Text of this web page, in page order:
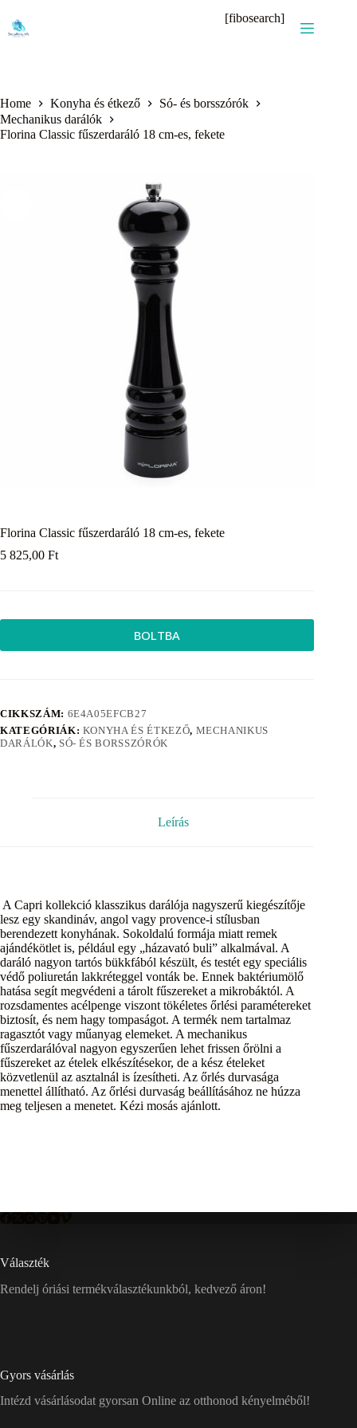
content
[fibosearch]
Home Konyha és étkező
Só- és borsszórók
Mechanikus darálók
Florina Classic fűszerdaráló 18 cm-es, fekete
Florina Classic fűszerdaráló 18 cm-es, fekete
5 825,00 Ft
BOLTBA
CIKKSZÁM: 6E4A05EFCB27
KATEGÓRIÁK: KONYHA ÉS ÉTKEZŐ, MECHANIKUS
DARÁLÓK, SÓ- ÉS BORSSZÓRÓK
Leírás
A Capri kollekció klasszikus darálója nagyszerű kiegészítője
lesz egy skandináv, angol vagy provence-i stílusban
berendezett konyhának. Sokoldalú formája miatt remek
ajándékötlet is, például egy „házavató buli” alkalmával. A
daráló nagyon tartós bükkfából készült, és testét egy speciális
védő poliuretán lakkréteggel vonták be. Ennek baktériumölő
hatása segít megvédeni a tárolt fűszereket a mikrobáktól. A
rozsdamentes acélpenge viszont tökéletes őrlési paramétereket
biztosít, és nem hagy tompaságot. A termék nem tartalmaz
ragasztót vagy műanyag elemeket. A mechanikus
fűszerdarálóval nagyon egyszerűen lehet frissen őrölni a
fűszereket az ételek elkészítésekor, de a kész ételeket
közvetlenül az asztalnál is ízesítheti. Az őrlés durvasága
menettel állítható. Az őrlési durvaság beállításához ne húzza
meg teljesen a menetet. Kézi mosás ajánlott.
Választék
Rendelj óriási termékválasztékunkból, kedvező áron!
Gyors vásárlás
Intézd vásárlásodat gyorsan Online az otthonod kényelméből!